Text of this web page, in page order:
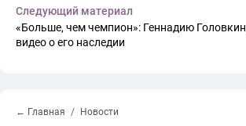
Следующий материал
«Больше, чем чемпион»: Геннадию
видео о его наследии
← Главная Новости